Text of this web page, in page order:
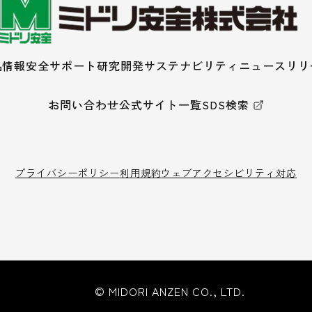
報安全サポート研究開発サステナビリティ ニュースリ
お問い合わせ公式サイト一覧SDS検索
プライバシーポリシー利用規約ウェブアクセシビリティ対応
© MIDORI ANZEN CO., LTD.